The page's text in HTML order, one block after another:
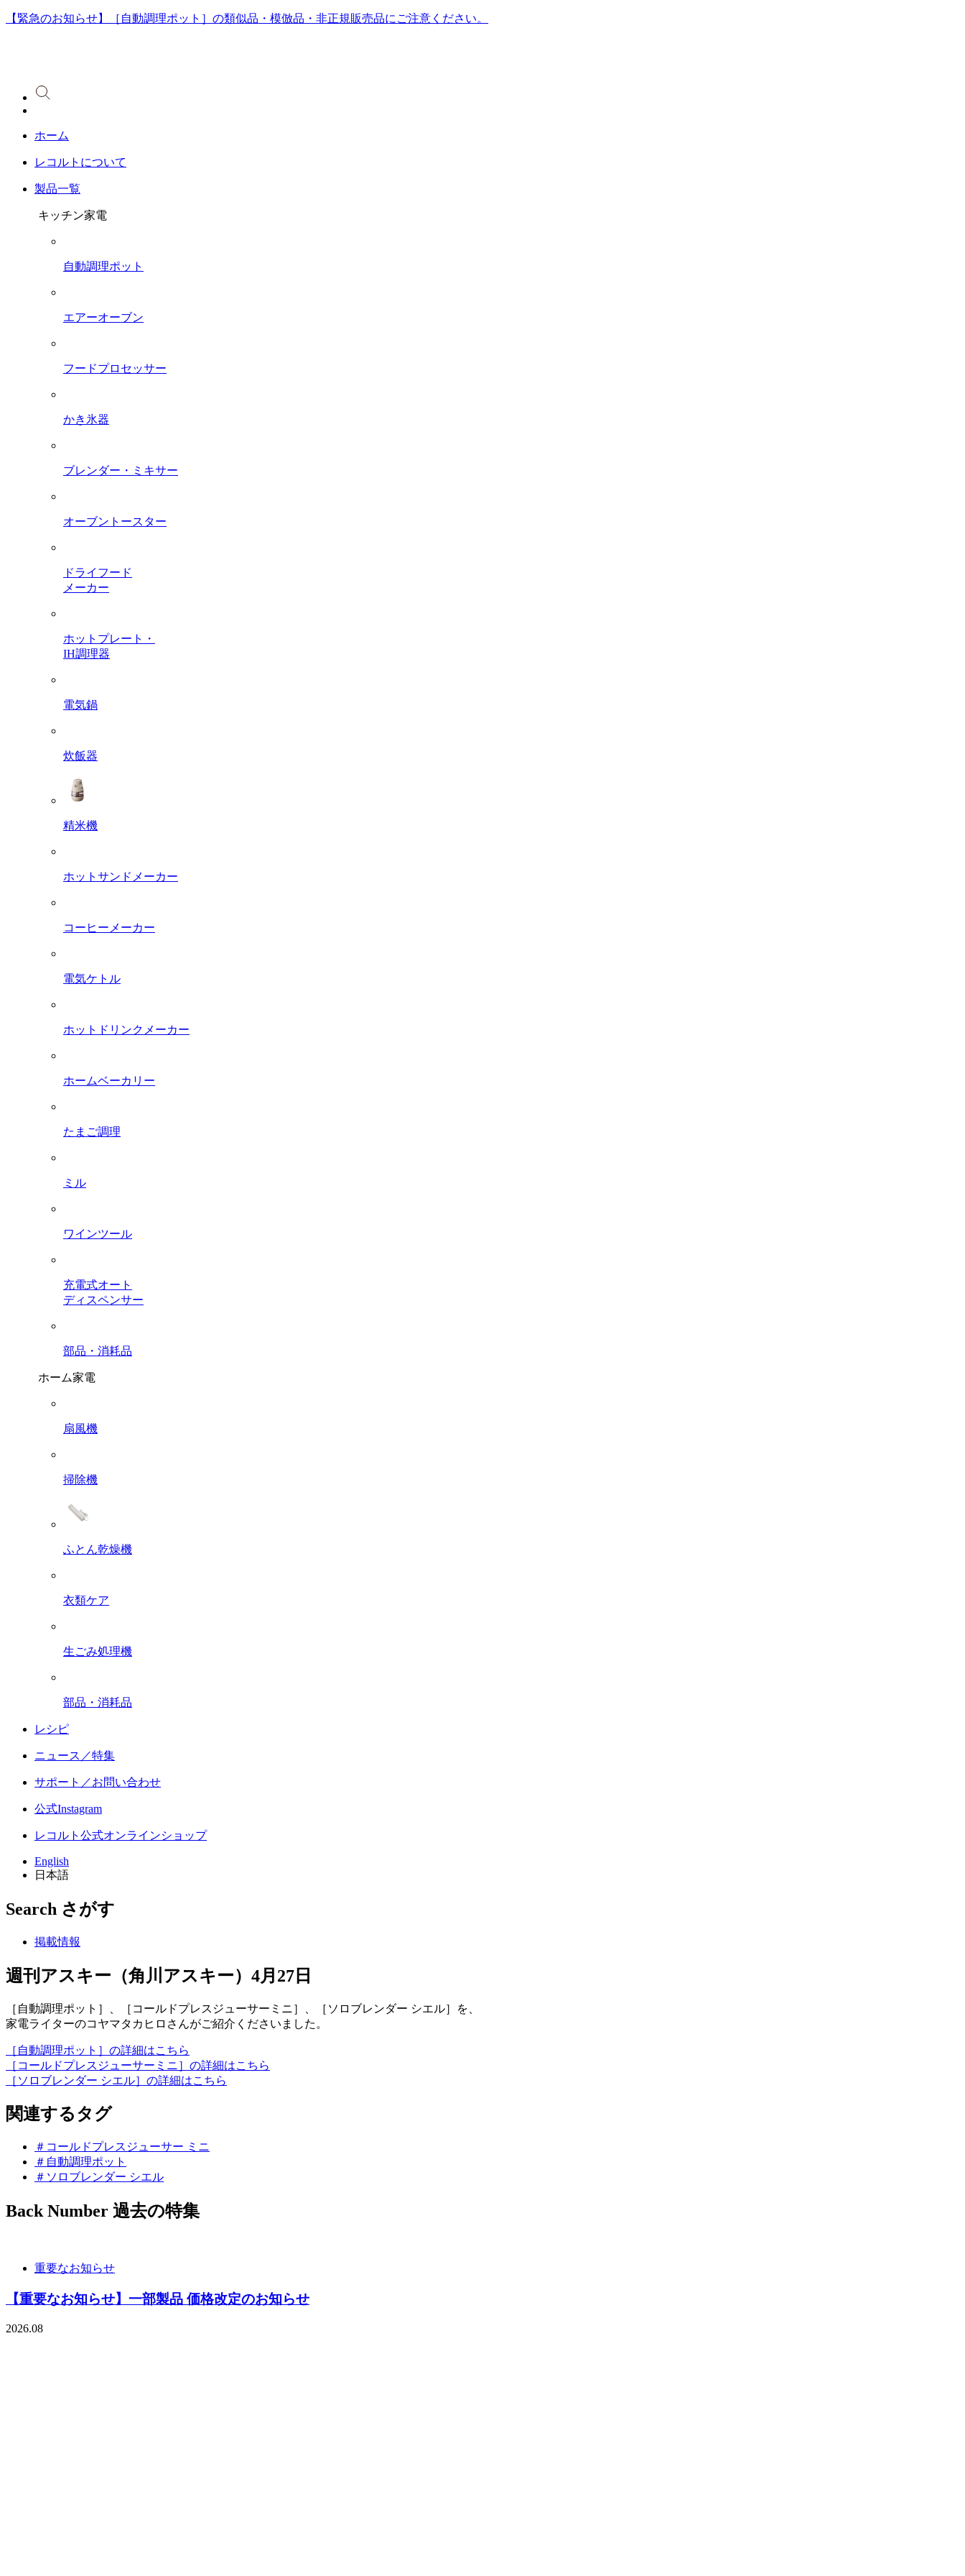
【緊急のお知らせ】［自動調理ポット］の類似品・模倣品・非正規販売品にご注意ください。
ホーム
レコルトについて
製品一覧
キッチン家電
自動調理ポット
エアーオーブン
フードプロセッサー
かき氷器
ブレンダー・ミキサー
オーブントースター
ドライフード
メーカー
ホットプレート・
IH調理器
電気鍋
炊飯器
精米機
ホットサンドメーカー
コーヒーメーカー
電気ケトル
ホットドリンクメーカー
ホームベーカリー
たまご調理
ミル
ワインツール
充電式オート
ディスペンサー
部品・消耗品
ホーム家電
扇風機
掃除機
ふとん乾燥機
衣類ケア
生ごみ処理機
部品・消耗品
レシピ
ニュース／特集
サポート／お問い合わせ
公式Instagram
レコルト公式オンラインショップ
English
日本語
Search さがす
掲載情報
週刊アスキー（角川アスキー）4月27日
［自動調理ポット］、［コールドプレスジューサーミニ］、［ソロブレンダー シエル］を、
家電ライターのコヤマタカヒロさんがご紹介くださいました。
［自動調理ポット］の詳細はこちら
［コールドプレスジューサーミニ］の詳細はこちら
［ソロブレンダー シエル］の詳細はこちら
関連するタグ
＃コールドプレスジューサー ミニ
＃自動調理ポット
＃ソロブレンダー シエル
Back Number 過去の特集
重要なお知らせ
【重要なお知らせ】一部製品 価格改定のお知らせ
2026.08